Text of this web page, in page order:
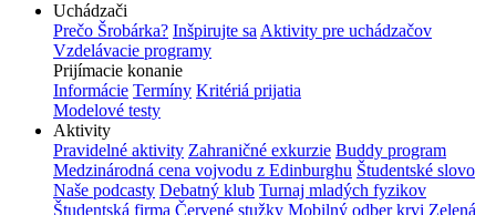
Uchádzači
Prečo Šrobárka? Inšpirujte sa Aktivity pre uchádzačov
Vzdelávacie programy
Prijímacie konanie
Informácie Termíny Kritériá prijatia
Modelové testy
Aktivity
Pravidelné aktivity Zahraničné exkurzie Buddy program
Medzinárodná cena vojvodu z Edinburghu Študentské slovo
Naše podcasty Debatný klub Turnaj mladých fyzikov
Študentská firma Červené stužky Mobilný odber krvi Zelená